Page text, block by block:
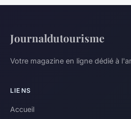
Journaldutourisme
Votre magazine en ligne dédié à
LIENS
Accueil